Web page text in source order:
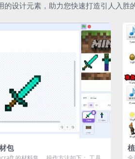
设计元素，助力您快速打造引人入胜的
包